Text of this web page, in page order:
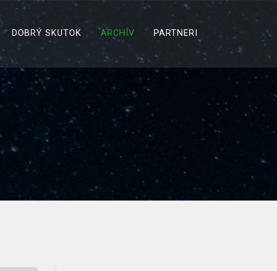
DOBRÝ SKUTOK ARCHÍV PARTNERI